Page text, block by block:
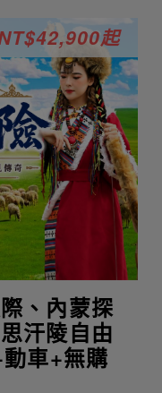
、內蒙探
汗陵自由
車+無購
起